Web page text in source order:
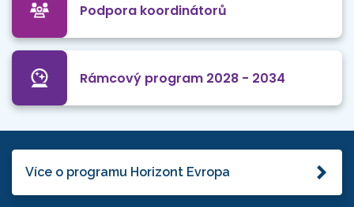
Podpora koordinátorů
Rámcový program 2028 - 2034
Více o programu Horizont Evropa